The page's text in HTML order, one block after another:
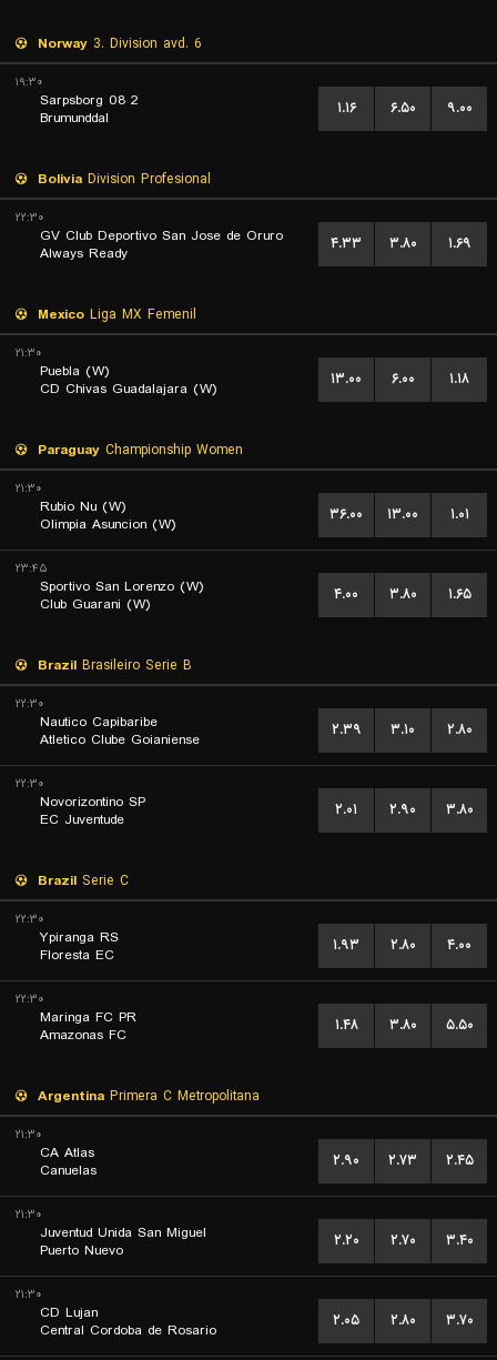
Norway 3. Division avd. 6
۱۹:۳۰
Sarpsborg 08 2
Brumunddal
۱.۱۶ ۶.۵۰ ۹.۰۰
Bolivia Division Profesional
۲۲:۳۰
GV Club Deportivo San Jose de Oruro
Always Ready
۴.۳۳ ۳.۸۰ ۱.۶۹
Mexico Liga MX Femenil
۲۱:۳۰
Puebla (W)
CD Chivas Guadalajara (W)
۱۳.۰۰ ۶.۰۰ ۱.۱۸
Paraguay Championship Women
۲۱:۳۰
Rubio Nu (W)
Olimpia Asuncion (W)
۳۶.۰۰ ۱۳.۰۰ ۱.۰۱
۲۳:۴۵
Sportivo San Lorenzo (W)
Club Guarani (W)
۴.۰۰ ۳.۸۰ ۱.۶۵
Brazil Brasileiro Serie B
۲۲:۳۰
Nautico Capibaribe
Atletico Clube Goianiense
۲.۳۹ ۳.۱۰ ۲.۸۰
۲۲:۳۰
Novorizontino SP
EC Juventude
۲.۰۱ ۲.۹۰ ۳.۸۰
Brazil Serie C
۲۲:۳۰
Ypiranga RS
Floresta EC
۱.۹۳ ۲.۸۰ ۴.۰۰
۲۲:۳۰
Maringa FC PR
Amazonas FC
۱.۴۸ ۳.۸۰ ۵.۵۰
Argentina Primera C Metropolitana
۲۱:۳۰
CA Atlas
Canuelas
۲.۹۰ ۲.۷۳ ۲.۴۵
۲۱:۳۰
Juventud Unida San Miguel
Puerto Nuevo
۲.۲۰ ۲.۷۰ ۳.۴۰
۲۱:۳۰
CD Lujan
Central Cordoba de Rosario
۲.۰۵ ۲.۸۰ ۳.۷۰